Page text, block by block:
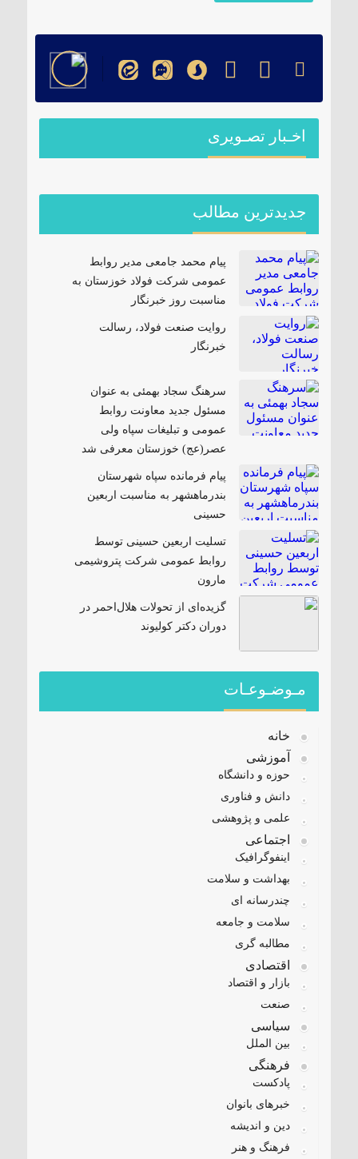
اخـبار تصـویری
جدیدترین مطالب
پیام محمد جامعی مدیر روابط
عمومی شرکت فولاد خوزستان به
مناسبت روز خبرنگار
روایت صنعت فولاد،‌ رسالت
خبرنگار
سرهنگ سجاد بهمئی به عنوان
مسئول جدید معاونت روابط
عمومی و تبلیغات سپاه ولی
عصر(عج) خوزستان معرفی شد
پیام فرمانده سپاه شهرستان
بندرماهشهر به مناسبت اربعین
حسینی
تسلیت اربعین حسینی توسط
روابط عمومی شرکت پتروشیمی
مارون
گزیده‌ای از تحولات هلال‌احمر در
دوران دکتر کولیوند
مـوضـوعـات
خانه
آموزشی
حوزه و دانشگاه
دانش و فناوری
علمی و پژوهشی
اجتماعی
اینفوگرافیک
بهداشت و سلامت
چندرسانه ای
سلامت و جامعه
مطالبه گری
اقتصادی
بازار و اقتصاد
صنعت
سیاسی
بین الملل
فرهنگی
پادکست
خبرهای بانوان
دین و اندیشه
فرهنگ و هنر